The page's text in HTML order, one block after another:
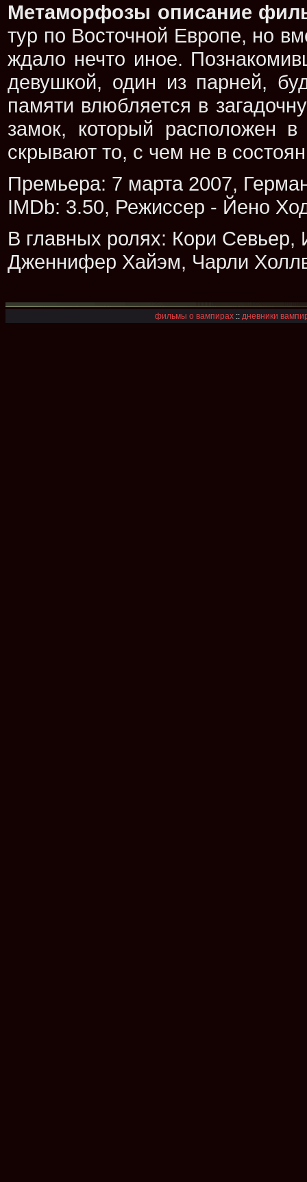
Метаморфозы описание
тур по Восточной Европе, но
ждало нечто иное.
девушкой, один из парней,
памяти влюбляется в
замок, который расположен
скрывают то, с чем не в
Премьера: 7 марта 2007,
IMDb: 3.50, Режиссер - Йено
В главных ролях: Кори
Дженнифер Хайэм, Чарли
фильмы о вампирах :: дневники